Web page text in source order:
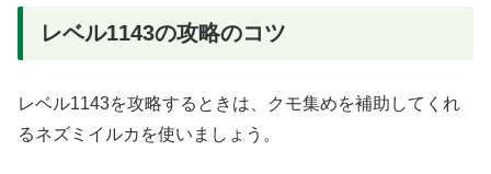
レベル1143の攻略のコツ
レベル1143を攻略するときは、クモ集めを補助してくれ
るネズミイルカを使いましょう。